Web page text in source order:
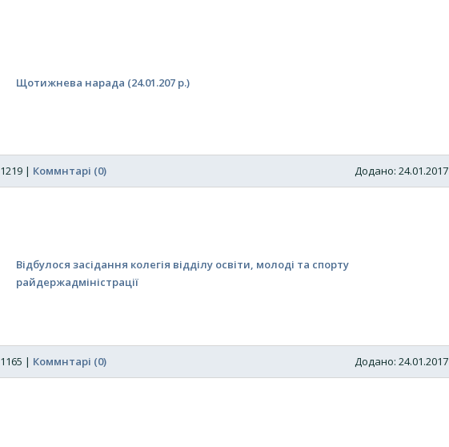
Щотижнева нарада (24.01.207 р.)
Додано: 24.01.2017
1219 | Коммнтарі (0)
Відбулося засідання колегія відділу освіти, молоді та спорту
райдержадміністрації
Додано: 24.01.2017
1165 | Коммнтарі (0)